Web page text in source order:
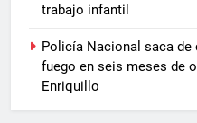
trabajo infantil
Policía Nacional saca
fuego en seis meses de
Enriquillo